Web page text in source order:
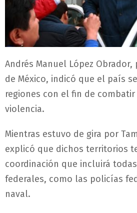
Andrés Manuel López
de México, indicó que el país
regiones con el fin de
violencia.
Mientras estuvo de gira por
explicó que dichos territorios
coordinación que incluirá
federales, como las policías
naval.